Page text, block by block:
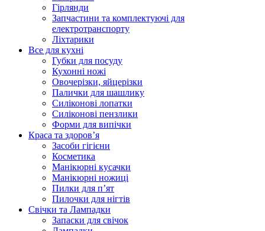
Гірлянди
Запчастини та комплектуючі для
електротранспорту
Ліхтарики
Все для кухні
Губки для посуду
Кухонні ножі
Овочерізки, яйцерізки
Палички для шашлику
Силіконові лопатки
Силіконові пензлики
Форми для випічки
Краса та здоров’я
Засоби гігієни
Косметика
Манікюрні кусачки
Манікюрні ножиці
Пилки для п’ят
Пилочки для нігтів
Свічки та Лампадки
Запаски для свічок